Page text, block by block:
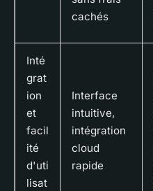
cachés
Inté
grat
ion
et
facil
ité
d'uti
lisat
Interface
intuitive,
intégration
cloud
rapide